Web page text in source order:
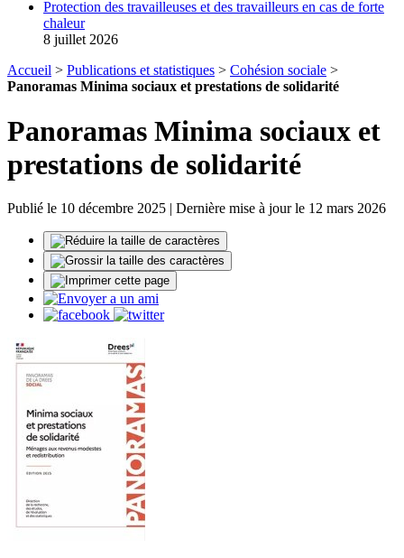
Protection des travailleuses et des travailleurs en cas de forte
chaleur
8 juillet 2026
Accueil > Publications et statistiques > Cohésion sociale >
Panoramas Minima sociaux et prestations de solidarité
Panoramas Minima sociaux et
prestations de solidarité
Publié le 10 décembre 2025 | Dernière mise à jour le 12 mars 2026